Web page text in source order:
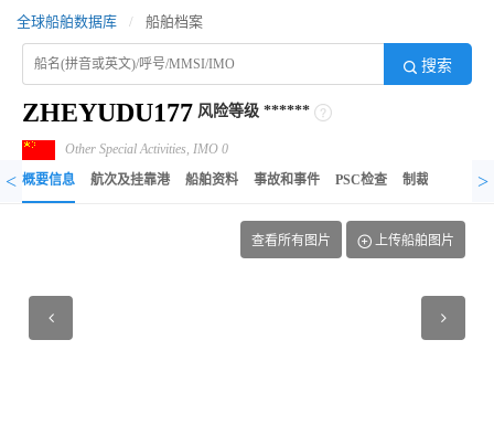
全球船舶数据库 / 船舶档案
搜索
ZHEYUDU177 风险等级 ******
Other Special Activities, IMO 0
< 概要信息 航次及挂靠港 船舶资料 事故和事件 PSC检查 制裁记录 异
>
查看所有图片 上传船舶图片